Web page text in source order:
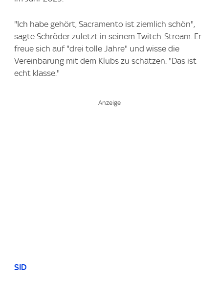
"Ich habe gehört, Sacramento ist ziemlich schön",
sagte Schröder zuletzt in seinem Twitch-Stream. Er
freue sich auf "drei tolle Jahre" und wisse die
Vereinbarung mit dem Klubs zu schätzen. "Das ist
echt klasse."
SID